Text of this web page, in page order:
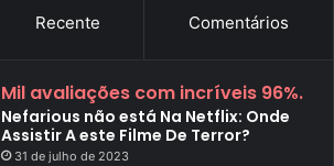
Recente Comentários
Mil avaliações com incríveis 96%.
Nefarious não está Na Netflix: Onde
Assistir A este Filme De Terror?
31 de julho de 2023